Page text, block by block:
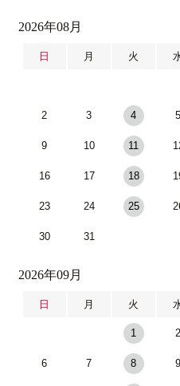
2026年08月
日 月 火
2 3 4 5
9 10 11
16 17 18
23 24 25
30 31
2026年09月
日 月 火
1 2
6 7 8 9